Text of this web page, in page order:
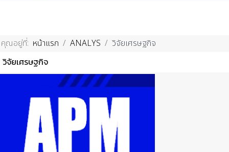
คุณอยู่ที่: หน้าแรก ANALYS
วิจัยเศรษฐกิจ
วิจัยเศรษฐกิจ